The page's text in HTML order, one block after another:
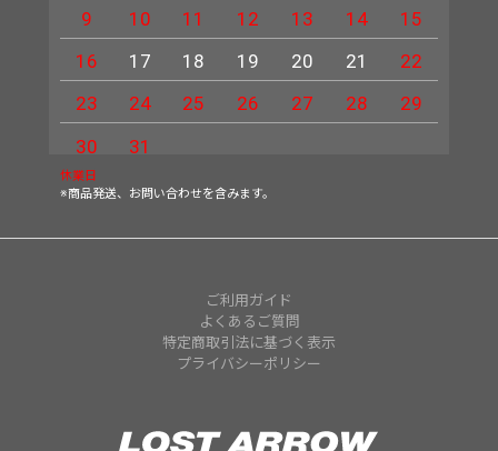
9
10 11 12 13 14
15
16
17 18 19 20 21
22
23
24 25 26 27 28
29
30
31
休業日
※商品発送、お問い合わせを含みます。
ご利用ガイド
よくあるご質問
特定商取引法に基づく表示
プライバシーポリシー